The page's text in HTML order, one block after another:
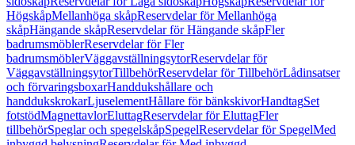
HögskåpMellanhöga skåpReservdelar för Mellanhöga
skåpHängande skåpReservdelar för Hängande skåpFler
badrumsmöblerReservdelar för Fler
badrumsmöblerVäggavställningsytorReservdelar för
VäggavställningsytorTillbehörReservdelar för TillbehörLådinsatser
och förvaringsboxarHanddukshållare och
handdukskrokarLjuselementHållare för bänkskivorHandtagSet
fotstödMagnettavlorEluttagReservdelar för EluttagFler
tillbehörSpeglar och spegelskåpSpegelReservdelar för SpegelMed